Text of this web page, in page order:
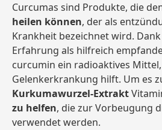
Curcumas sind Produkte, die
heilen können, der als
Krankheit bezeichnet wird.
Erfahrung als hilfreich
curcumin ein radioaktives
Gelenkerkrankung hilft. Um es
Kurkumawurzel-Extrakt
zu helfen, die zur Vorbeugung
verwendet werden.